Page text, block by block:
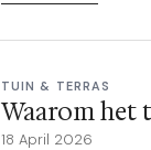
TUIN & TERRAS
Waarom het
18 April 2026